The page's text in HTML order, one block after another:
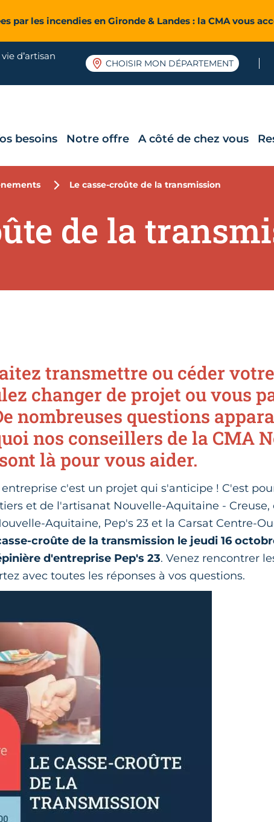
par les incendies en Gironde & Landes : la CMA vous
d’artisan
CHOISIR MON DÉPARTEMENT
besoins Notre offre A côté de chez vous
Le casse-croûte de la transmission
de la
transmettre ou céder
changer de projet ou vous
nombreuses questions
nos conseillers de la CMA
là pour vous aider.
c'est un projet qui s'anticipe ! C'est
et de l'artisanat Nouvelle-Aquitaine -
Aquitaine, Pep's 23 et la Carsat Centre-
croûte de la transmission le jeudi 16
d'entreprise Pep's 23. Venez rencontrer
avec toutes les réponses à vos questions.